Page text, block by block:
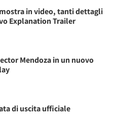
in video, tanti dettagli
Explanation Trailer
Mendoza in un nuovo
di uscita ufficiale